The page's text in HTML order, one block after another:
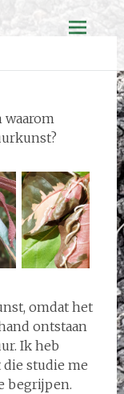
waarom
omdat het
ontstaan
Ik heb
studie me
begrijpen.